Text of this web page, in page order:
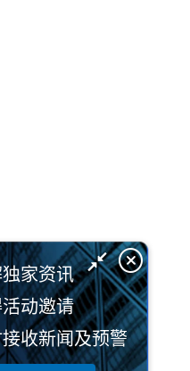
家资讯
动邀请
收新闻及预警